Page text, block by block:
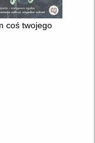
coś twojego